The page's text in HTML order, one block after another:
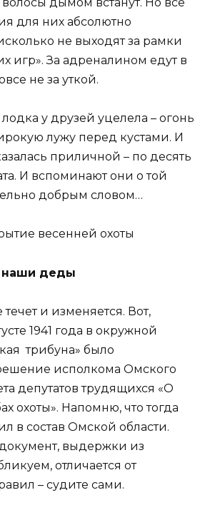
для них абсолютно
не выходят за рамки
игр». За адреналином едут в
не за уткой.
у друзей уцелела – огонь
лужу перед кустами. И
приличной – по десять
И вспоминают они о той
добрым словом…
наши деды
и изменяется. Вот,
1941 года в окружной
трибуна» было
исполкома Омского
депутатов трудящихся «О
охоты». Напомню, что тогда
в состав Омской области.
документ, выдержки из
отличается от
– судите сами.